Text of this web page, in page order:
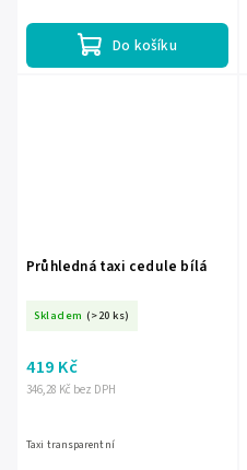
Do košíku
Průhledná taxi cedule bílá
Skladem (>20 ks)
346,28 Kč bez DPH
419 Kč
Taxi transparentní